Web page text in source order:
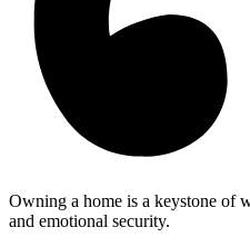
Owning a home is a keystone of
and emotional security.